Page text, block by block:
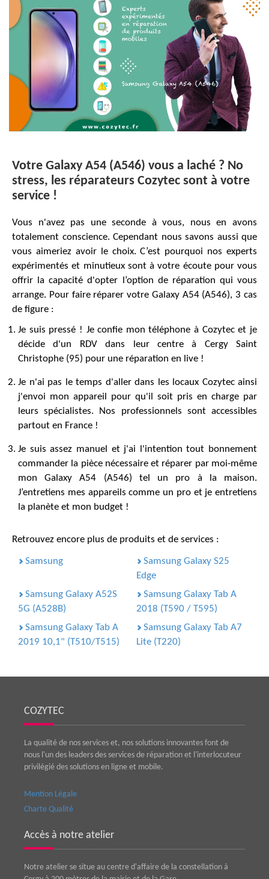
Votre Galaxy A54 (A546) vous a laché ? No
stress, les réparateurs Cozytec sont à votre
service !
Vous n'avez pas une seconde à vous, nous en avons
totalement conscience. Cependant nous savons aussi que
vous aimeriez avoir le choix. C’est pourquoi nos experts
expérimentés et minutieux sont à votre écoute pour vous
offrir la capacité d'opter l’option de réparation qui vous
arrange. Pour faire réparer votre Galaxy A54 (A546), 3 cas
de figure :
Je suis pressé ! Je confie mon téléphone à Cozytec et je
décide d'un RDV dans leur centre à Cergy Saint
Christophe (95) pour une réparation en live !
Je n'ai pas le temps d'aller dans les locaux Cozytec ainsi
j'envoi mon appareil pour qu'il soit pris en charge par
leurs spécialistes. Nos professionnels sont accessibles
partout en France !
Je suis assez manuel et j'ai l'intention tout bonnement
commander la pièce nécessaire et réparer par moi-même
mon Galaxy A54 (A546) tel un pro à la maison.
J’entretiens mes appareils comme un pro et je entretiens
la planète et mon budget !
Retrouvez encore plus de produits et de services :
Samsung
Samsung Galaxy S25
Edge
Samsung Galaxy A52S
5G (A528B)
Samsung Galaxy Tab A
2018 (T590 / T595)
Samsung Galaxy Tab A
2019 10,1" (T510/T515)
Samsung Galaxy Tab A7
Lite (T220)
COZYTEC
La qualité de nos services et, nos solutions innovantes font de
nous l'un des leaders des services de réparation et l'interlocuteur
privilégié des solutions en ligne et mobile.
Mention Légale
Charte Qualité
Accès à notre atelier
Notre atelier se situe au centre d'affaire de la constellation à